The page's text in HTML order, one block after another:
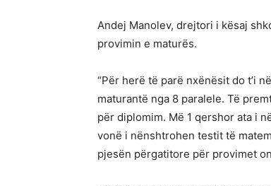
Andej Manolev, drejtori i kësaj
provimin e maturës.
“Për herë të parë nxënësit do t’i
maturantë nga 8 paralele. Të
për diplomim. Më 1 qershor ata i
vonë i nënshtrohen testit të
pjesën përgatitore për provimet